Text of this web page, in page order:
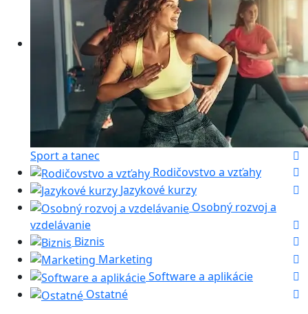
Sport a tanec
Rodičovstvo a vzťahy
Jazykové kurzy
Osobný rozvoj a
vzdelávanie
Biznis
Marketing
Software a aplikácie
Ostatné